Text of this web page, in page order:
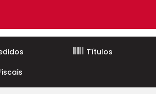
Títulos